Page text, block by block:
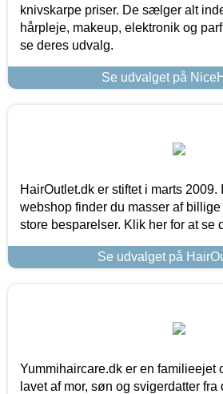
knivskarpe priser. De sælger alt
hårpleje, makeup, elektronik og
se deres udvalg.
Se udvalget på
HairOutlet.dk er stiftet i marts 2009.
webshop finder du masser af
store besparelser. Klik her for at se
Se udvalget på
Yummihaircare.dk er en familieejet
lavet af mor, søn og svigerdatter